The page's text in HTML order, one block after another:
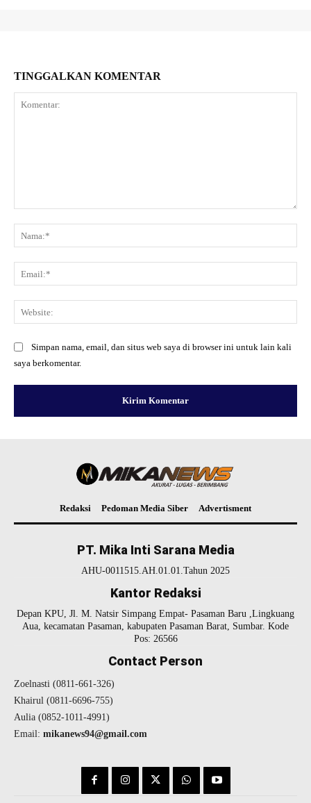
TINGGALKAN KOMENTAR
Simpan nama, email, dan situs web saya di browser ini untuk lain kali
saya berkomentar.
Redaksi Pedoman Media Siber Advertisment
PT. Mika Inti Sarana Media
AHU-0011515.AH.01.01.Tahun 2025
Kantor Redaksi
Depan KPU, Jl. M. Natsir Simpang Empat- Pasaman Baru ,Lingkuang
Aua, kecamatan Pasaman, kabupaten Pasaman Barat, Sumbar. Kode
Pos: 26566
Contact Person
Zoelnasti (0811-661-326)
Khairul (0811-6696-755)
Aulia (0852-1011-4991)
Email: mikanews94@gmail.com